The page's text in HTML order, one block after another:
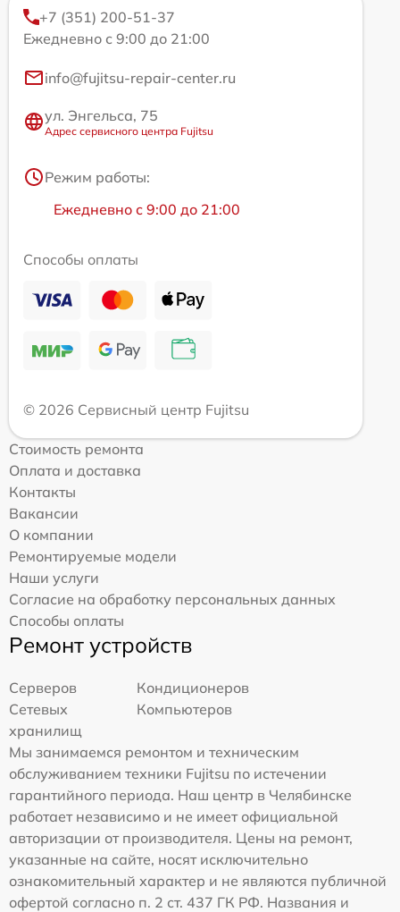
+7 (351) 200-51-37
Ежедневно с 9:00 до 21:00
info@fujitsu-repair-center.ru
ул. Энгельса, 75
Адрес сервисного центра Fujitsu
Режим работы:
Ежедневно с 9:00 до 21:00
Способы оплаты
© 2026 Сервисный центр Fujitsu
Стоимость ремонта
Оплата и доставка
Контакты
Вакансии
О компании
Ремонтируемые модели
Наши услуги
Согласие на обработку персональных данных
Способы оплаты
Ремонт устройств
Серверов
Кондиционеров
Сетевых
хранилищ
Компьютеров
Мы занимаемся ремонтом и техническим
обслуживанием техники Fujitsu по истечении
гарантийного периода. Наш центр в Челябинске
работает независимо и не имеет официальной
авторизации от производителя. Цены на ремонт,
указанные на сайте, носят исключительно
ознакомительный характер и не являются публичной
офертой согласно п. 2 ст. 437 ГК РФ. Названия и